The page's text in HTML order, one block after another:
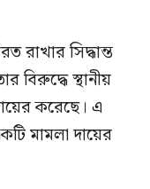
রাখার সিদ্ধান্ত
স্থানীয়
করেছে। এ
মামলা দায়ের